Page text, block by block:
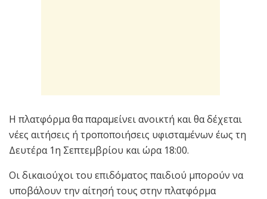
Η πλατφόρμα θα παραμείνει ανοικτή και θα δέχεται
νέες αιτήσεις ή τροποποιήσεις υφισταμένων έως τη
Δευτέρα 1η Σεπτεμβρίου και ώρα 18:00.
Οι δικαιούχοι του επιδόματος παιδιού μπορούν να
υποβάλουν την αίτησή τους στην πλατφόρμα